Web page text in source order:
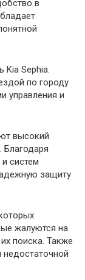
в
Sephia.
по городу
управления и
высокий
Благодаря
систем
защиту
жалуются на
поиска. Также